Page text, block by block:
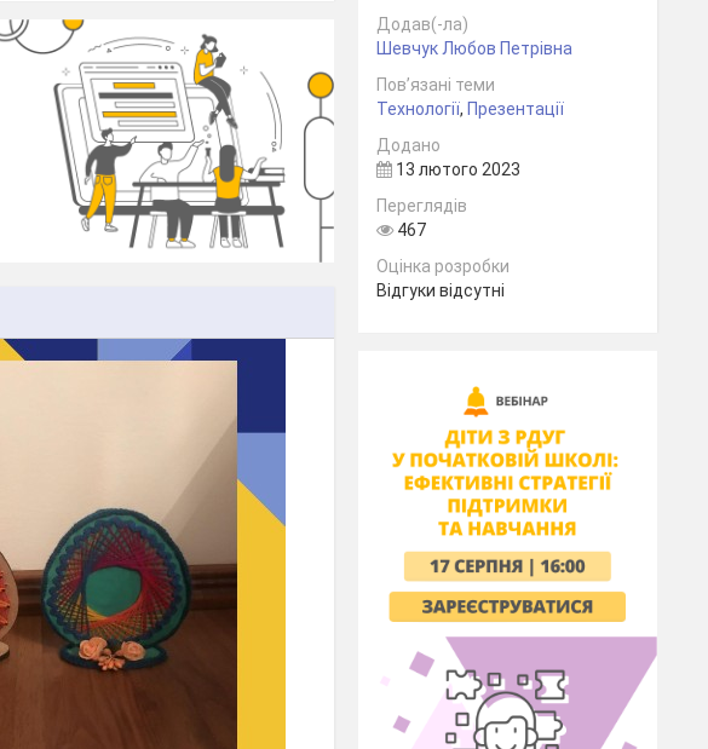
Додав(-ла)
Шевчук Любов Петрівна
Пов’язані теми
Технології, Презентації
Додано
13 лютого 2023
Переглядів
467
Оцінка розробки
Відгуки відсутні